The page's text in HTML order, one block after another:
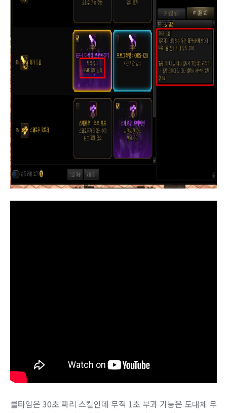
쿨타임은 30초 짜리 스킬인데 무적 1초 부과 기능은 도대체 무